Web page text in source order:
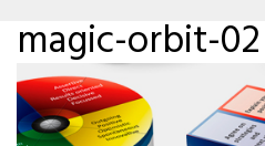
magic-orbit-02